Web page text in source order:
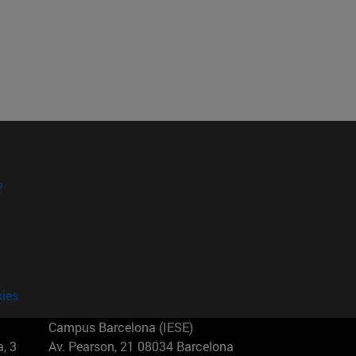
3
Campus Barcelona (IESE)
Av. Pearson, 21 08034 Barcelona